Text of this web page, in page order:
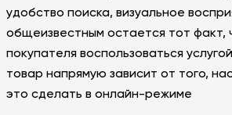
удобство поиска, визуальное
общеизвестным остается тот факт,
покупателя воспользоваться
товар напрямую зависит от того,
это сделать в онлайн-режиме